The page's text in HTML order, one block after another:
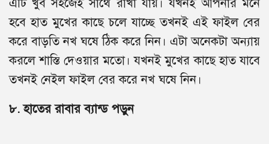
এটি খুব সহজেই সাথে রাখা যায়। যখনই আপনার মনে
হবে হাত মুখের কাছে চলে যাচ্ছে তখনই এই ফাইল বের
করে বাড়তি নখ ঘষে ঠিক করে নিন। এটা অনেকটা অন্যায়
করলে শাস্তি দেওয়ার মতো। যখনই মুখের কাছে হাত যাবে
তখনই নেইল ফাইল বের করে নখ ঘষে নিন।
৮. হাতের রাবার ব্যান্ড পড়ুন